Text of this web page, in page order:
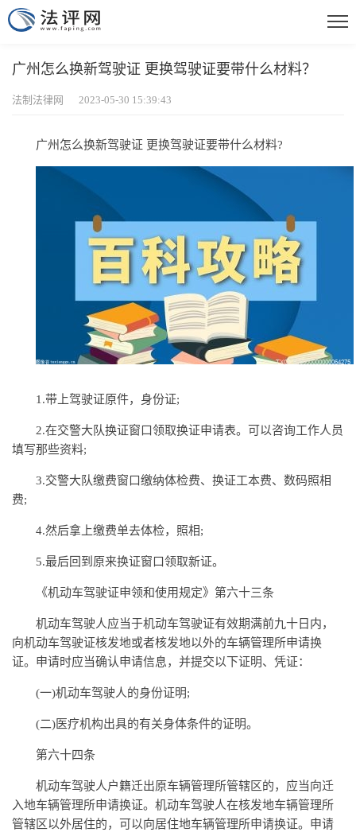
广州怎么换新驾驶证 更换驾驶证要带什么材料？
法制法律网 2023-05-30 15:39:43
广州怎么换新驾驶证 更换驾驶证要带什么材料?
1.带上驾驶证原件，身份证;
2.在交警大队换证窗口领取换证申请表。可以咨询工作人员
填写那些资料;
3.交警大队缴费窗口缴纳体检费、换证工本费、数码照相
费;
4.然后拿上缴费单去体检，照相;
5.最后回到原来换证窗口领取新证。
《机动车驾驶证申领和使用规定》第六十三条
机动车驾驶人应当于机动车驾驶证有效期满前九十日内，
向机动车驾驶证核发地或者核发地以外的车辆管理所申请换
证。申请时应当确认申请信息，并提交以下证明、凭证：
(一)机动车驾驶人的身份证明;
(二)医疗机构出具的有关身体条件的证明。
第六十四条
机动车驾驶人户籍迁出原车辆管理所管辖区的，应当向迁
入地车辆管理所申请换证。机动车驾驶人在核发地车辆管理所
管辖区以外居住的，可以向居住地车辆管理所申请换证。申请